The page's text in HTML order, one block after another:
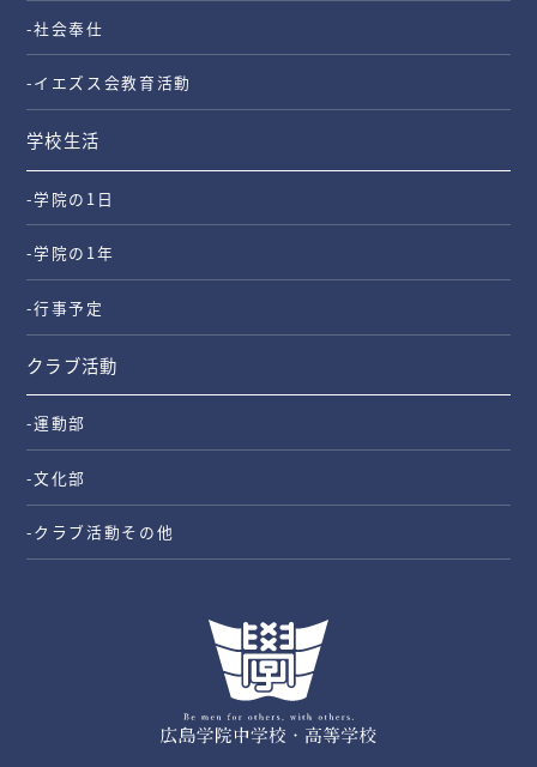
-社会奉仕
-イエズス会教育活動
学校生活
-学院の1日
-学院の1年
-行事予定
クラブ活動
-運動部
-文化部
-クラブ活動その他